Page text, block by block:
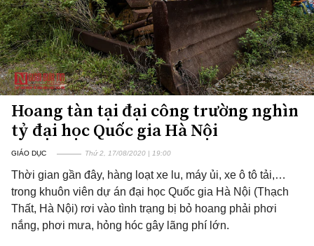
Hoang tàn tại đại công trường nghìn
tỷ đại học Quốc gia Hà Nội
GIÁO DỤC Thứ 2, 17/08/2020 | 19:00
Thời gian gần đây, hàng loạt xe lu, máy ủi, xe ô tô tải,…
trong khuôn viên dự án đại học Quốc gia Hà Nội (Thạch
Thất, Hà Nội) rơi vào tình trạng bị bỏ hoang phải phơi
nắng, phơi mưa, hỏng hóc gây lãng phí lớn.